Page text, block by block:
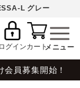
L グレー
ログインカート
員募集開始！